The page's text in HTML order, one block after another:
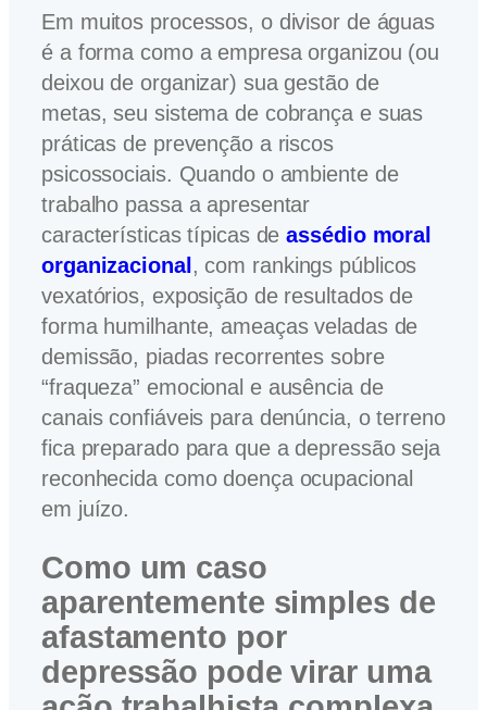
Em muitos processos, o divisor de águas
é a forma como a empresa organizou (ou
deixou de organizar) sua gestão de
metas, seu sistema de cobrança e suas
práticas de prevenção a riscos
psicossociais. Quando o ambiente de
trabalho passa a apresentar
características típicas deassédio moral
organizacional , com rankings públicos
vexatórios, exposição de resultados de
forma humilhante, ameaças veladas de
demissão, piadas recorrentes sobre
“fraqueza” emocional e ausência de
canais confiáveis para denúncia, o terreno
fica preparado para que a depressão seja
reconhecida como doença ocupacional
em juízo.
Como um caso
aparentemente simples de
afastamento por
depressão pode virar uma